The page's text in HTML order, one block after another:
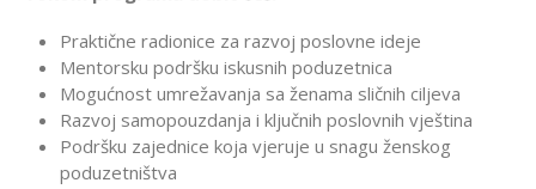
Praktične radionice za razvoj poslovne ideje
Mentorsku podršku iskusnih poduzetnica
Mogućnost umrežavanja sa ženama sličnih ciljeva
Razvoj samopouzdanja i ključnih poslovnih vještina
Podršku zajednice koja vjeruje u snagu ženskog
poduzetništva